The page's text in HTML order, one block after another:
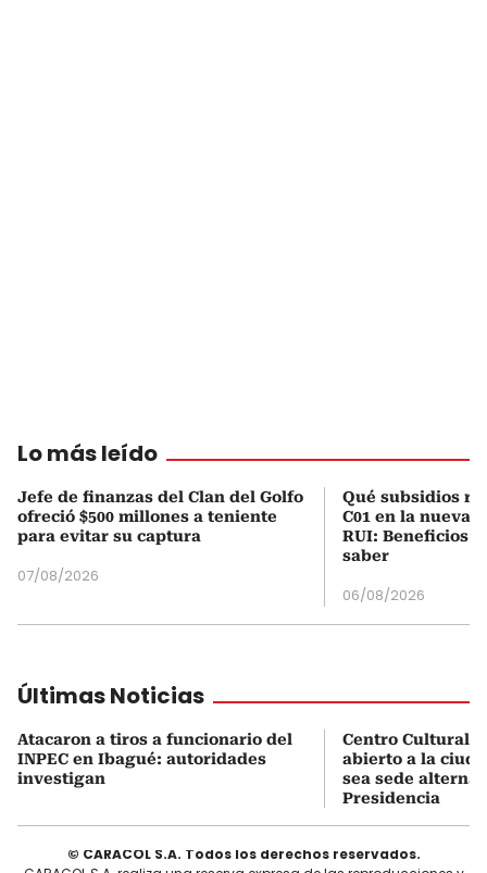
Lo más leído
Jefe de finanzas del Clan del Golfo
ofreció $500 millones a teniente
para evitar su captura
07/08/2026
Qué subsidios
C01 en la nueva
RUI: Beneficios
saber
06/08/2026
Últimas Noticias
Atacaron a tiros a funcionario del
INPEC en Ibagué: autoridades
investigan
Centro Cultural
abierto a la
sea sede alterna
Presidencia
© CARACOL S.A. Todos los derechos reservados.